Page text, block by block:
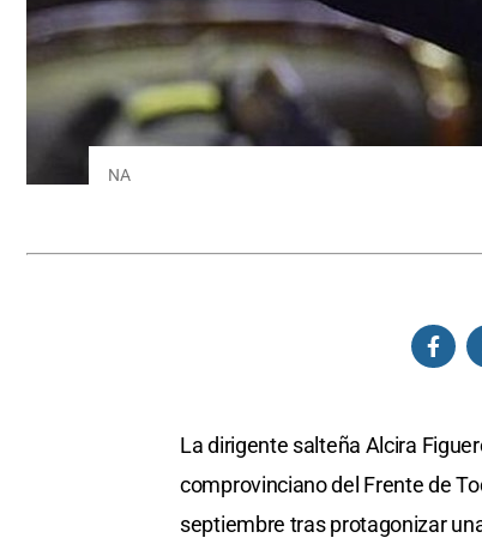
NA
La dirigente salteña Alcira
comprovinciano del Frente de
septiembre tras protagonizar